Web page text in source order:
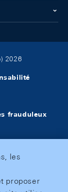
2026
frauduleux
les
proposer